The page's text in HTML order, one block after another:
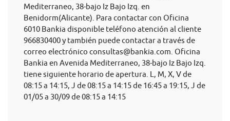
Mediterraneo, 38-bajo Iz Bajo Izq. en
Benidorm(Alicante). Para contactar con Oficina
6010 Bankia disponible teléfono atención al cliente
966830400 y también puede contactar a través de
correo electrónico consultas@bankia.com . Oficina
Bankia en Avenida Mediterraneo, 38-bajo Iz Bajo Izq.
tiene siguiente horario de apertura. L, M, X, V de
08:15 a 14:15, J de 08:15 a 14:15 de 16:45 a 19:15, J de
01/05 a 30/09 de 08:15 a 14:15